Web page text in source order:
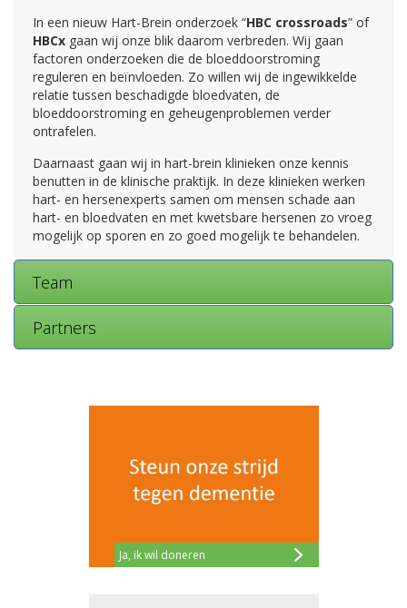
In een nieuw Hart-Brein onderzoek “HBC crossroads” of
HBCx gaan wij onze blik daarom verbreden. Wij gaan
factoren onderzoeken die de bloeddoorstroming
reguleren en beïnvloeden. Zo willen wij de ingewikkelde
relatie tussen beschadigde bloedvaten, de
bloeddoorstroming en geheugenproblemen verder
ontrafelen.
Daarnaast gaan wij in hart-brein klinieken onze kennis
benutten in de klinische praktijk. In deze klinieken werken
hart- en hersenexperts samen om mensen schade aan
hart- en bloedvaten en met kwetsbare hersenen zo vroeg
mogelijk op sporen en zo goed mogelijk te behandelen.
Team
Partners
Ja, ik wil doneren